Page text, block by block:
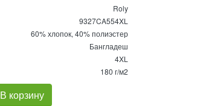
Roly
9327CA554XL
60% хлопок, 40% полиэстер
Бангладеш
4XL
180 г/м2
В корзину